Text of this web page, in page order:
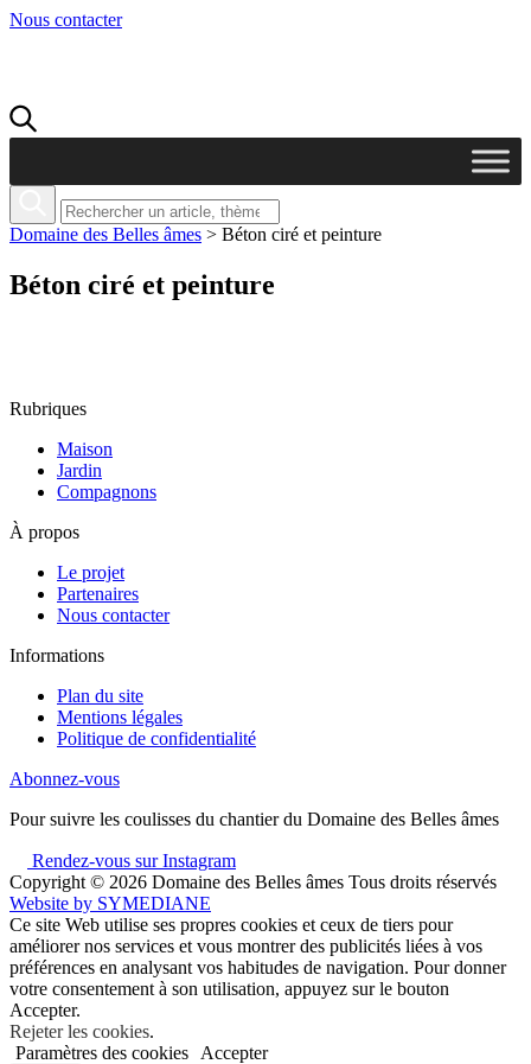
Nous contacter
Domaine des Belles âmes > Béton ciré et peinture
Béton ciré et peinture
Rubriques
Maison
Jardin
Compagnons
À propos
Le projet
Partenaires
Nous contacter
Informations
Plan du site
Mentions légales
Politique de confidentialité
Abonnez-vous
Pour suivre les coulisses du chantier du Domaine des Belles âmes
Rendez-vous sur Instagram
Copyright © 2026 Domaine des Belles âmes Tous droits réservés
Website by SYMEDIANE
Ce site Web utilise ses propres cookies et ceux de tiers pour
améliorer nos services et vous montrer des publicités liées à vos
préférences en analysant vos habitudes de navigation. Pour donner
votre consentement à son utilisation, appuyez sur le bouton
Accepter.
Rejeter les cookies.
Paramètres des cookies
Accepter